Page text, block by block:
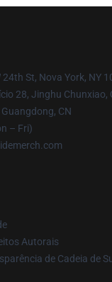
24th St, Nova York, NY
28, Jinghu Chunxiao,
CN
– Fri)
Autorais
de Cadeia de